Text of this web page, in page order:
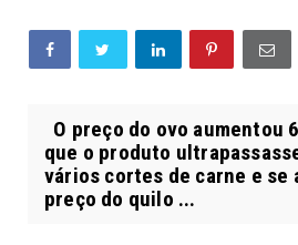
O preço do ovo aumentou
que o produto
vários cortes de carne e se
preço do quilo ...